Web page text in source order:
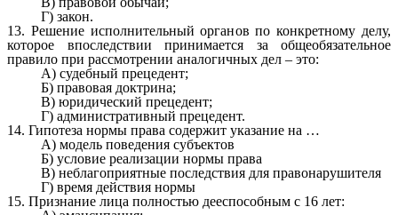
Г) закон.
13. Решение исполнительный органов по конкретному делу,
которое впоследствии принимается за общеобязательное
правило при рассмотрении аналогичных дел – это:
А) судебный прецедент;
Б) правовая доктрина;
В) юридический прецедент;
Г) административный прецедент.
14. Гипотеза нормы права содержит указание на …
А) модель поведения субъектов
Б) условие реализации нормы права
В) неблагоприятные последствия для правонарушителя
Г) время действия нормы
15. Признание лица полностью дееспособным с 16 лет: